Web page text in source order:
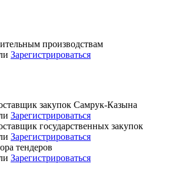
производствам
Зарегистрироваться
закупок Самрук-Казына
Зарегистрироваться
государственных закупок
Зарегистрироваться
тендеров
Зарегистрироваться